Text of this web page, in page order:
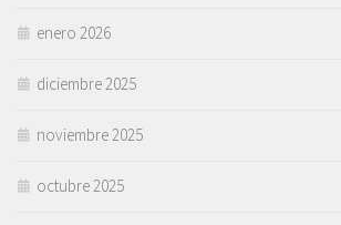
enero 2026
diciembre 2025
noviembre 2025
octubre 2025